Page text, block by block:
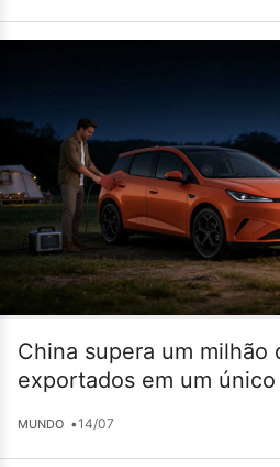
China supera um milhão
exportados em um único
MUNDO •14/07